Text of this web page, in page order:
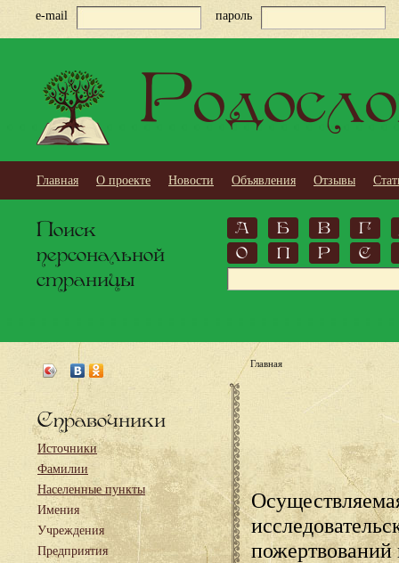
e-mail пароль
Главная О проекте Новости Объявления Отзывы
Поиск
персональной
страницы
А Б В
Г
О
П Р С
Справочники
Источники
Фамилии
Населенные пункты
Имения
Учреждения
Предприятия
Главная
пожертвований